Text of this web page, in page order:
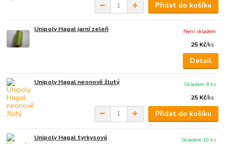
Přidat do košíku
Unipoly Hagal jarní zeleň
25 Kč/ks
Není skladem
Detail
Unipoly Hagal neonově žlutý
25 Kč/ks
Skladem 6 ks
Přidat do košíku
Unipoly Hagal tyrkysová
Skladem 10 ks